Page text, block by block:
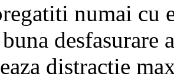
numai cu
desfasurare
distractie